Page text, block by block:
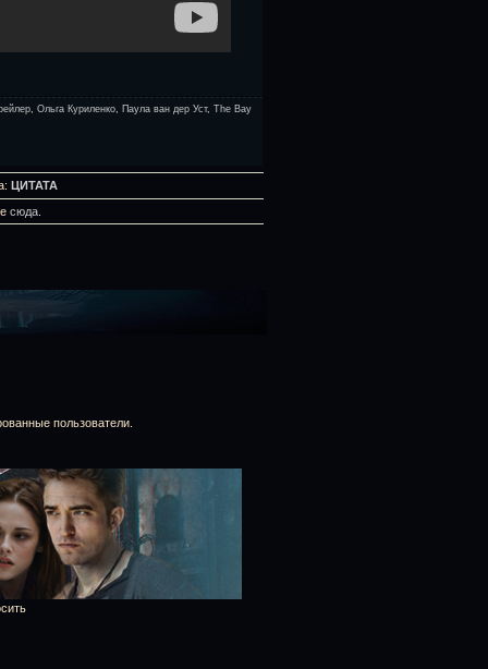
Ольга Куриленко Паула ван дер Уст, The Bay
ЦИТАТА
сюда
пользователи.